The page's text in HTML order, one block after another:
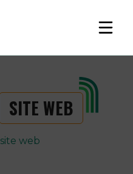
SITE WEB
site web